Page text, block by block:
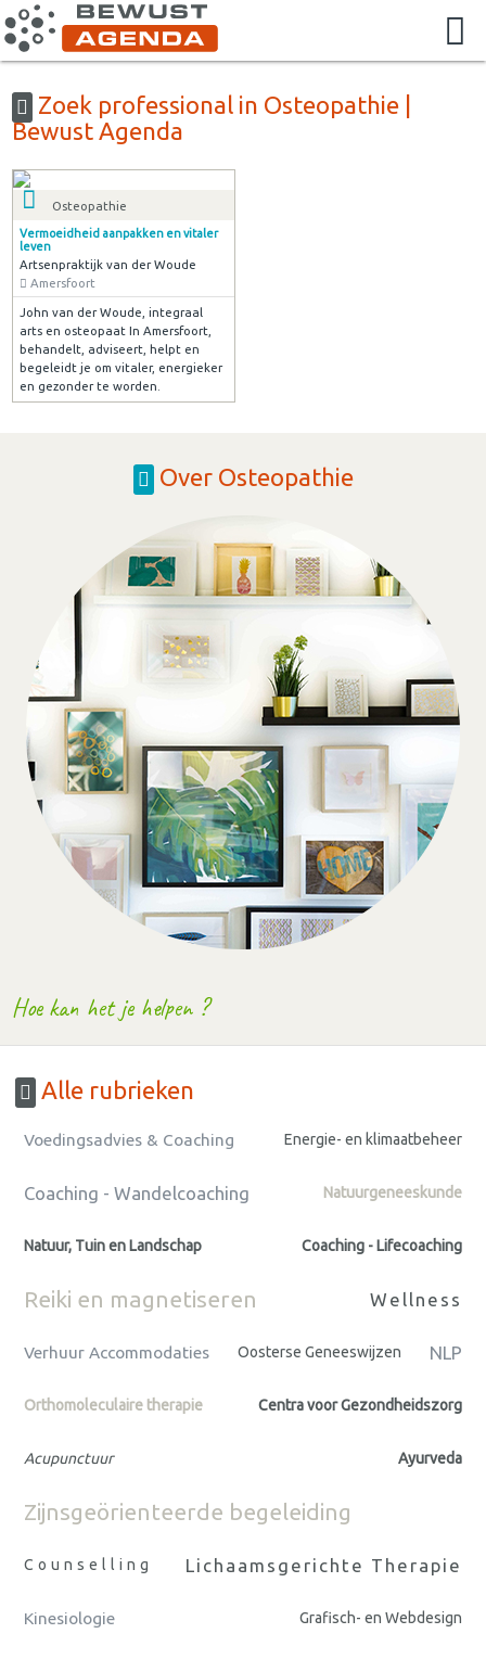
Zoek professional in Osteopathie |
Bewust Agenda
Osteopathie
Vermoeidheid aanpakken en vitaler
leven
Artsenpraktijk van der Woude
Amersfoort
John van der Woude, integraal
arts en osteopaat In Amersfoort,
behandelt, adviseert, helpt en
begeleidt je om vitaler, energieker
en gezonder te worden.
Over Osteopathie
Hoe kan het je helpen ?
Alle rubrieken
Voedingsadvies & Coaching Energie- en klimaatbeheer
Coaching - Wandelcoaching Natuurgeneeskunde
Natuur, Tuin en Landschap Coaching - Lifecoaching
Reiki en magnetiseren Wellness
Verhuur Accommodaties Oosterse Geneeswijzen NLP
Orthomoleculaire therapie Centra voor Gezondheidszorg
Acupunctuur Ayurveda
Zijnsgeörienteerde begeleiding
Counselling Lichaamsgerichte Therapie
Kinesiologie Grafisch- en Webdesign